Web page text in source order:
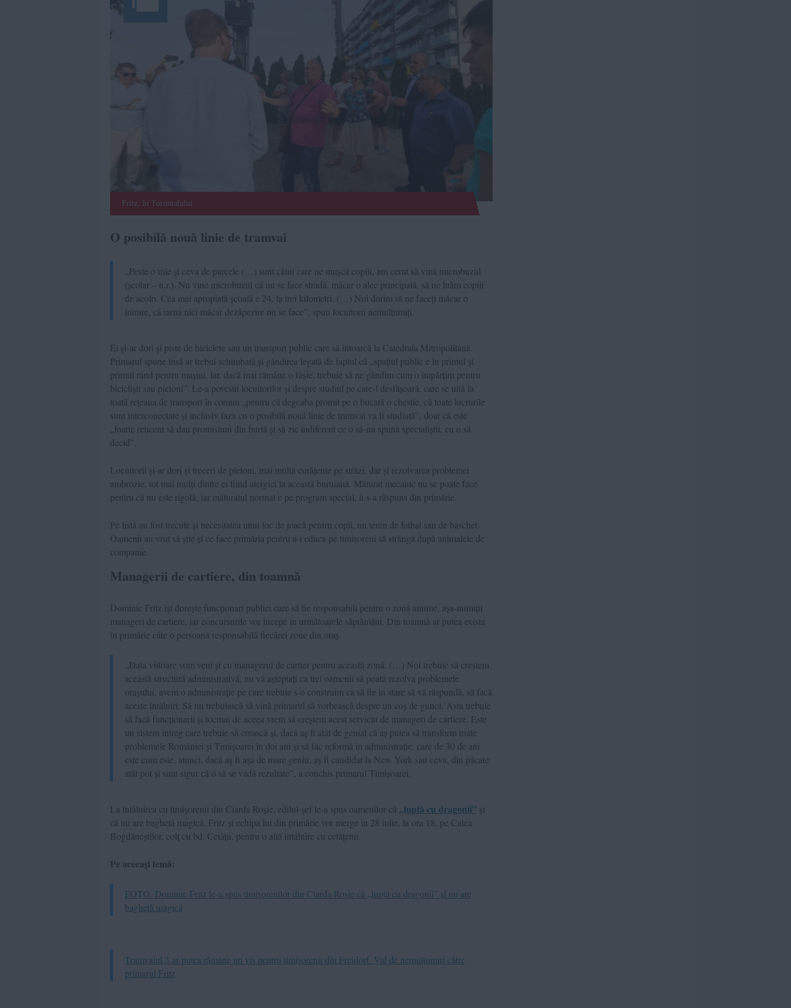
Fritz, în Torontalului
O posibilă nouă linie de tramvai
„Peste o mie și ceva de parcele (…) sunt câini care ne mușcă copiii, am cerut să vină microbuzul
(școlar – n.r.). Nu vine microbuzul că nu se face stradă, măcar o alee principală, să ne luăm copiii
de acolo. Cea mai apropiată școală e 24, la trei kilometri. (…) Noi dorim să ne faceți măcar o
intrare, că iarna nici măcar dezăpezire nu se face”, spun locuitorii nemulțumiți.
Ei și-ar dori și piste de biciclete sau un transport public care să întoarcă la Catedrala Mitropolitană.
Primarul spune însă ar trebui schimbată și gândirea legată de faptul că „spațiul public e în primul și
primul rând pentru mașini, iar, dacă mai rămâne o fâșie, trebuie să ne gândim cum o împărțim pentru
bicicliști sau pietoni”. Le-a povestit locuitorilor și despre studiul pe care-l desfășoară, care se uită la
toată rețeaua de transport în comun „pentru că degeaba promit pe o bucată o chestie, că toate lucrurile
sunt interconectate și inclusiv faza cu o posibilă nouă linie de tramvai va fi studiată”, doar că este
„foarte reticent să dau promisiuni din burtă și să zic indiferent ce o să-mi spună specialiștii, eu o să
decid”.
Locuitorii și-ar dori și treceri de pietoni, mai multă curățenie pe străzi, dar și rezolvarea problemei
ambrozie, tot mai mulți dintre ei fiind alergici la această buruiană. Măturat mecanic nu se poate face
pentru că nu este rigolă, iar măturatul normal e pe program special, li s-a răspuns din primărie.
Pe listă au fost trecute și necesitatea unui loc de joacă pentru copii, un teren de fotbal sau de baschet.
Oamenii au vrut să știe și ce face primăria pentru a-i educa pe timișoreni să strângă după animalele de
companie.
Managerii de cartiere, din toamnă
Dominic Fritz își dorește funcționari publici care să fie responsabili pentru o zonă anume, așa-numiții
manageri de cartiere, iar concursurile vor începe în următoarele săptămâni. Din toamnă ar putea exista
în primărie câte o persoană responsabilă fiecărei zone din oraș.
„Data viitoare vom veni și cu managerul de cartier pentru această zonă. (…) Noi trebuie să creștem
această structură administrativă, nu vă așteptați ca trei oamenii să poată rezolva problemele
orașului, avem o administrație pe care trebuie s-o construim ca să fie în stare să vă răspundă, să facă
aceste întâlniri. Să nu trebuiască să vină primarul să vorbească despre un coș de gunoi. Asta trebuie
să facă funcționarii și tocmai de aceea vrem să creștem acest serviciu de manageri de cartiere. Este
un sistem întreg care trebuie să crească și, dacă aș fi atât de genial că aș putea să transform toate
problemele României și Timișoarei în doi ani și să fac reformă în administrație, care de 30 de ani
este cum este, atunci, dacă aș fi așa de mare geniu, aș fi candidat la New York sau ceva, din păcate
atât pot și sunt sigur că o să se vadă rezultate”, a conchis primarul Timișoarei.
La întâlnirea cu timișorenii din Ciarda Roșie, edilul-șef le-a spus oamenilor că „luptă cu dragonii” și
că nu are baghetă magică. Fritz și echipa lui din primărie vor merge în 28 iulie, la ora 18, pe Calea
Bogdăneștilor, colț cu bd. Cetății, pentru o altă întâlnire cu cetățenii.
Pe aceeași temă:
FOTO. Dominic Fritz le-a spus timișorenilor din Ciarda Roșie că „luptă cu dragonii” și nu are
baghetă magică
Tramvaiul 3 ar putea rămâne un vis pentru timișorenii din Freidorf. Val de nemulțumiri către
primarul Fritz